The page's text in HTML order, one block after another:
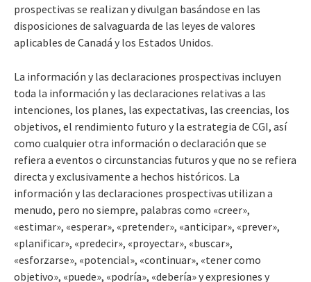
prospectivas se realizan y divulgan basándose en las
disposiciones de salvaguarda de las leyes de valores
aplicables de Canadá y los Estados Unidos.
La información y las declaraciones prospectivas incluyen
toda la información y las declaraciones relativas a las
intenciones, los planes, las expectativas, las creencias, los
objetivos, el rendimiento futuro y la estrategia de CGI, así
como cualquier otra información o declaración que se
refiera a eventos o circunstancias futuros y que no se refiera
directa y exclusivamente a hechos históricos. La
información y las declaraciones prospectivas utilizan a
menudo, pero no siempre, palabras como «creer»,
«estimar», «esperar», «pretender», «anticipar», «prever»,
«planificar», «predecir», «proyectar», «buscar»,
«esforzarse», «potencial», «continuar», «tener como
objetivo», «puede», «podría», «debería» y expresiones y